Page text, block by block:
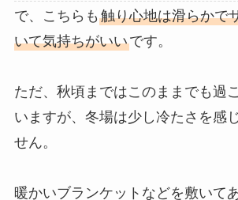
で、こちらも 触り心地は滑らかで
いて気持ちがいいです。
ただ、秋頃まではこのままでも過
いますが、冬場は少し冷たさを感
せん。
暖かいブランケットなどを敷いて